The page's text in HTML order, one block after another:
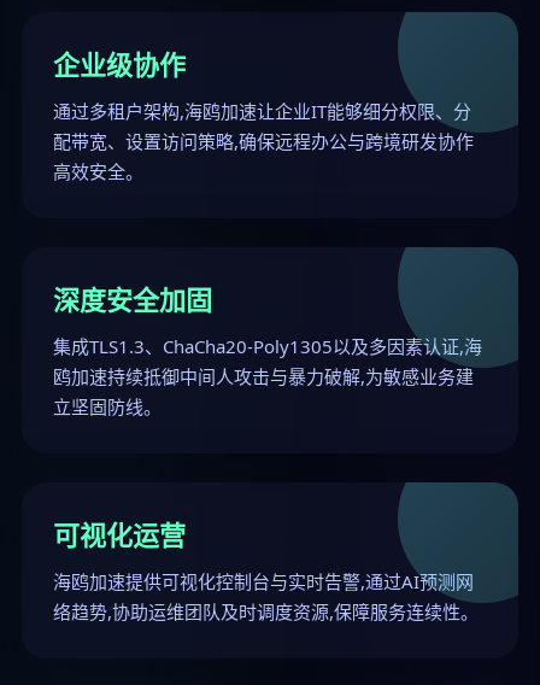
企业级协作
通过多租户架构,海鸥加速让企业IT能够细分权限、分
配带宽、设置访问策略,确保远程办公与跨境研发协作
高效安全。
深度安全加固
集成TLS1.3、ChaCha20-Poly1305以及多因素认证,海
鸥加速持续抵御中间人攻击与暴力破解,为敏感业务建
立坚固防线。
可视化运营
海鸥加速提供可视化控制台与实时告警,通过AI预测网
络趋势,协助运维团队及时调度资源,保障服务连续性。